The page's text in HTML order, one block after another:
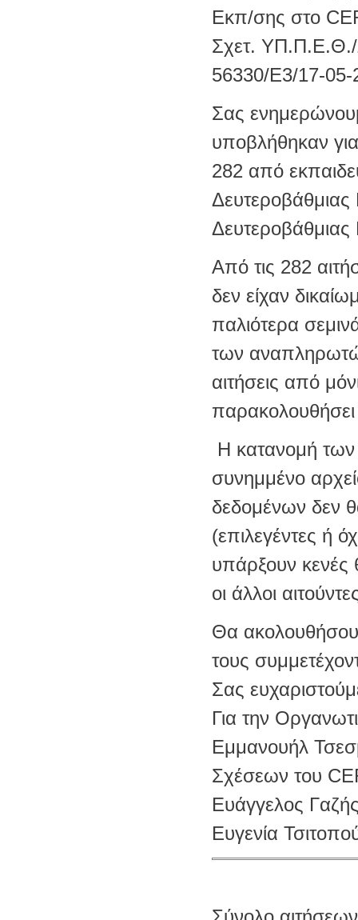
Εκπ/σης στο
Σχετ.
56330/Ε3/17-05-
Σας
υποβλήθηκαν
282 από
Δευτεροβάθμιας
Από τις 282
δεν είχαν
παλιότερα
των
αιτήσεις από
Η κατανομή των
συνημμένο
δεδομένων δεν
(επιλεγέντες ή
υπάρξουν κενές
οι άλλοι
Θα
τους
Σας
Για την
Εμμανουήλ
Σχέσεων του
Ευάγγελος
Ευγενία